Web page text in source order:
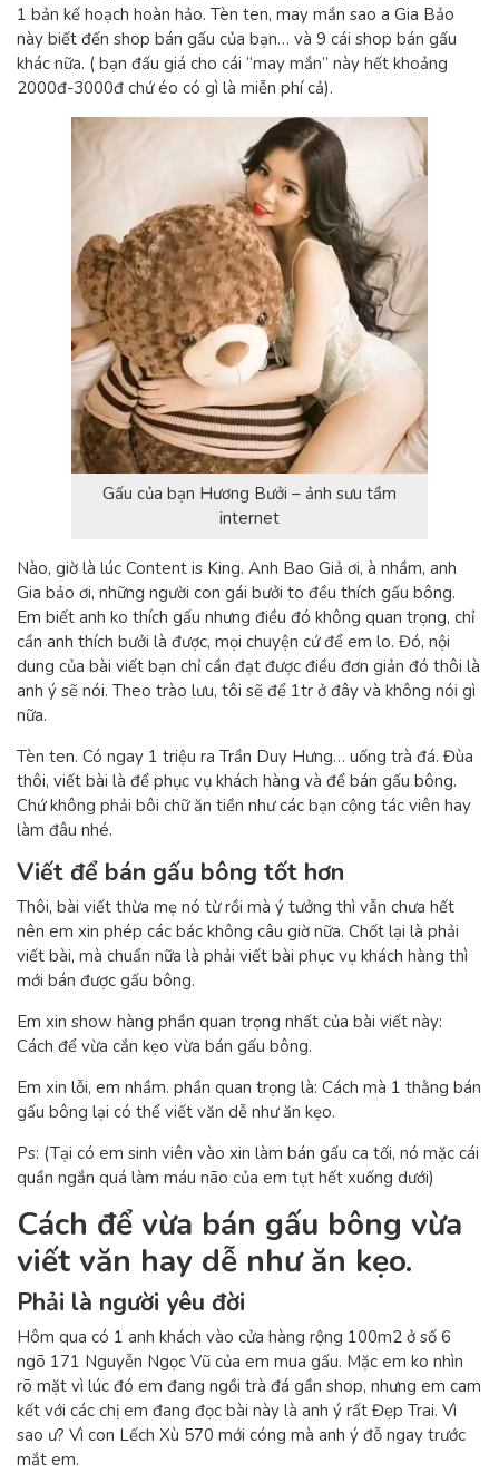
1 bản kế hoạch hoàn hảo. Tèn ten, may mắn sao a Gia Bảo
này biết đến shop bán gấu của bạn… và 9 cái shop bán gấu
khác nữa. ( bạn đấu giá cho cái “may mắn” này hết khoảng
2000đ-3000đ chứ éo có gì là miễn phí cả).
Gấu của bạn Hương Bưởi – ảnh sưu tầm
internet
Nào, giờ là lúc Content is King. Anh Bao Giả ơi, à nhầm, anh
Gia bảo ơi, những người con gái bưởi to đều thích gấu bông.
Em biết anh ko thích gấu nhưng điều đó không quan trọng, chỉ
cần anh thích bưởi là được, mọi chuyện cứ để em lo. Đó, nội
dung của bài viết bạn chỉ cần đạt được điều đơn giản đó thôi là
anh ý sẽ nói. Theo trào lưu, tôi sẽ để 1tr ở đây và không nói gì
nữa.
Tèn ten. Có ngay 1 triệu ra Trần Duy Hưng… uống trà đá. Đùa
thôi, viết bài là để phục vụ khách hàng và để bán gấu bông.
Chứ không phải bôi chữ ăn tiền như các bạn cộng tác viên hay
làm đâu nhé.
Viết để bán gấu bông tốt hơn
Thôi, bài viết thừa mẹ nó từ rồi mà ý tưởng thì vẫn chưa hết
nên em xin phép các bác không câu giờ nữa. Chốt lại là phải
viết bài, mà chuẩn nữa là phải viết bài phục vụ khách hàng thì
mới bán được gấu bông.
Em xin show hàng phần quan trọng nhất của bài viết này:
Cách để vừa cắn kẹo vừa bán gấu bông.
Em xin lỗi, em nhầm. phần quan trọng là: Cách mà 1 thằng bán
gấu bông lại có thể viết văn dễ như ăn kẹo.
Ps: (Tại có em sinh viên vào xin làm bán gấu ca tối, nó mặc cái
quần ngắn quá làm máu não của em tụt hết xuống dưới)
Cách để vừa bán gấu bông vừa
viết văn hay dễ như ăn kẹo.
Phải là người yêu đời
Hôm qua có 1 anh khách vào cửa hàng rộng 100m2 ở số 6
ngõ 171 Nguyễn Ngọc Vũ của em mua gấu. Mặc em ko nhìn
rõ mặt vì lúc đó em đang ngồi trà đá gần shop, nhưng em cam
kết với các chị em đang đọc bài này là anh ý rất Đẹp Trai. Vì
sao ư? Vì con Lếch Xù 570 mới cóng mà anh ý đỗ ngay trước
mắt em.